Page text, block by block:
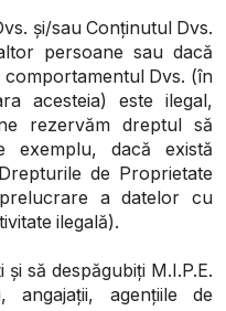
și/sau Conținutul Dvs.
persoane sau dacă
Dvs. (în
acesteia) este ilegal,
rezervăm dreptul să
exemplu, dacă există
de Proprietate
a datelor cu
ilegală).
să despăgubiți M.I.P.E.
agențiile de